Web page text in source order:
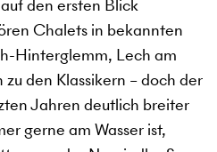
den ersten Blick
Chalets in bekannten
Hinterglemm, Lech am
den Klassikern – doch der
Jahren deutlich breiter
gerne am Wasser ist,